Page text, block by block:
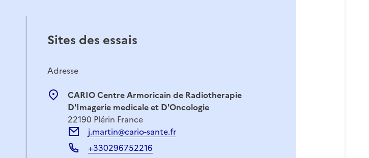
Sites des essais
Adresse
CARIO Centre Armoricain de Radiotherapie
D'Imagerie medicale et D'Oncologie
22190 Plérin France
j.martin@cario-sante.fr
+330296752216